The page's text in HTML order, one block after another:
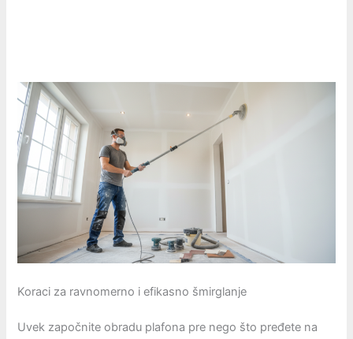
Koraci za ravnomerno i efikasno šmirglanje
Uvek započnite obradu plafona pre nego što pređete na